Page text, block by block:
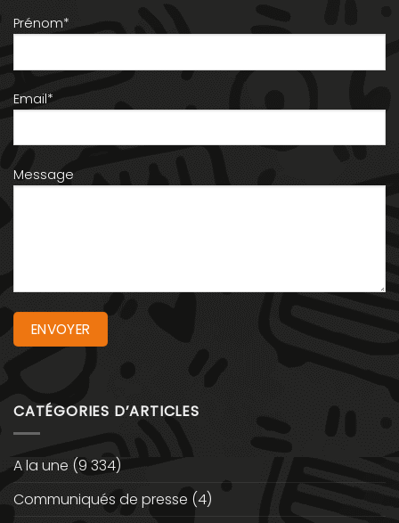
Prénom*
Email*
Message
CATÉGORIES D’ARTICLES
A la une (9 334)
Communiqués de presse (4)